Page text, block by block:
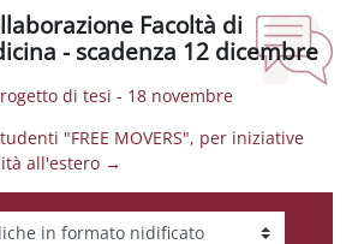
Facoltà di
- scadenza 12 dicembre
di tesi - 18 novembre
"FREE MOVERS", per iniziative
all'estero →